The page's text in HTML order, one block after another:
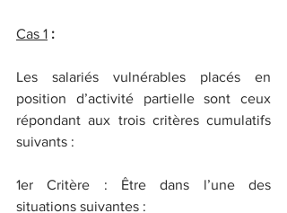
Cas 1 :
Les salariés vulnérables placés en
position d’activité partielle sont ceux
répondant aux trois critères cumulatifs
suivants :
1er Critère : Être dans l’une des
situations suivantes :